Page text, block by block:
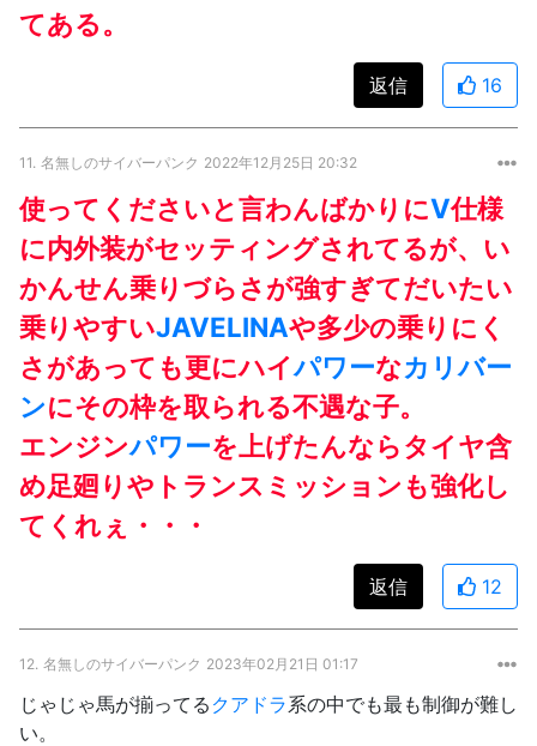
てある。
返信 16
11. 名無しのサイバーパンク 2022年12月25日 20:32
使ってくださいと言わんばかりにV仕様
に内外装がセッティングされてるが、い
かんせん乗りづらさが強すぎてだいたい
乗りやすいJAVELINAや多少の乗りにく
さがあっても更にハイパワーなカリバー
ンにその枠を取られる不遇な子。
エンジンパワーを上げたんならタイヤ含
め足廻りやトランスミッションも強化し
てくれぇ・・・
返信 12
12. 名無しのサイバーパンク 2023年02月21日 01:17
じゃじゃ馬が揃ってる クアドラ系の中でも最も制御が難し
い。